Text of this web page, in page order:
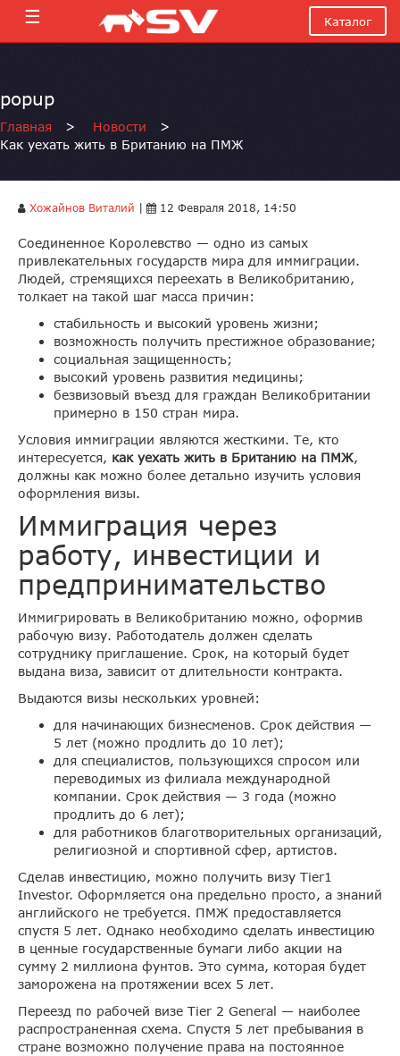
☰ Каталог
popup
Главная > Новости
>
Как уехать жить в Британию на ПМЖ
Хожайнов Виталий 12 Февраля 2018, 14:50
Соединенное Королевство — одно из самых
привлекательных государств мира для иммиграции.
Людей, стремящихся переехать в Великобританию,
толкает на такой шаг масса причин:
стабильность и высокий уровень жизни;
возможность получить престижное образование;
социальная защищенность;
высокий уровень развития медицины;
безвизовый въезд для граждан Великобритании
примерно в 150 стран мира.
Условия иммиграции являются жесткими. Те, кто
интересуется, как уехать жить в Британию на ПМЖ,
должны как можно более детально изучить условия
оформления визы.
Иммиграция через
работу, инвестиции и
предпринимательство
Иммигрировать в Великобританию можно, оформив
рабочую визу. Работодатель должен сделать
сотруднику приглашение. Срок, на который будет
выдана виза, зависит от длительности контракта.
Выдаются визы нескольких уровней:
для начинающих бизнесменов. Срок действия —
5 лет (можно продлить до 10 лет);
для специалистов, пользующихся спросом или
переводимых из филиала международной
компании. Срок действия — 3 года (можно
продлить до 6 лет);
для работников благотворительных организаций,
религиозной и спортивной сфер, артистов.
Сделав инвестицию, можно получить визу Tier1
Investor. Оформляется она предельно просто, а знаний
английского не требуется. ПМЖ предоставляется
спустя 5 лет. Однако необходимо сделать инвестицию
в ценные государственные бумаги либо акции на
сумму 2 миллиона фунтов. Это сумма, которая будет
заморожена на протяжении всех 5 лет.
Переезд по рабочей визе Tier 2 General — наиболее
распространенная схема. Спустя 5 лет пребывания в
стране возможно получение права на постоянное